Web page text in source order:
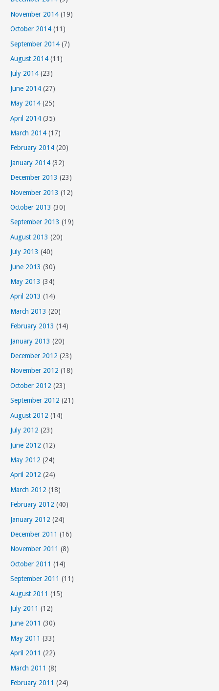
November 2014 (19)
October 2014 (11)
September 2014 (7)
August 2014 (11)
July 2014 (23)
June 2014 (27)
May 2014 (25)
April 2014 (35)
March 2014 (17)
February 2014 (20)
January 2014 (32)
December 2013 (23)
November 2013 (12)
October 2013 (30)
September 2013 (19)
August 2013 (20)
July 2013 (40)
June 2013 (30)
May 2013 (34)
April 2013 (14)
March 2013 (20)
February 2013 (14)
January 2013 (20)
December 2012 (23)
November 2012 (18)
October 2012 (23)
September 2012 (21)
August 2012 (14)
July 2012 (23)
June 2012 (12)
May 2012 (24)
April 2012 (24)
March 2012 (18)
February 2012 (40)
January 2012 (24)
December 2011 (16)
November 2011 (8)
October 2011 (14)
September 2011 (11)
August 2011 (15)
July 2011 (12)
June 2011 (30)
May 2011 (33)
April 2011 (22)
March 2011 (8)
February 2011 (24)